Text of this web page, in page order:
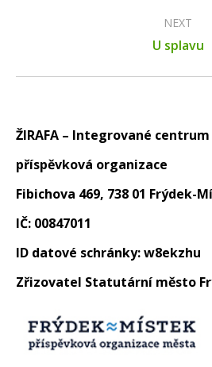
NEXT
Next
U splavu
ŽIRAFA – Integrované
příspěvková organizace
Fibichova 469, 738 01 Frýdek-
IČ: 00847011
ID datové schránky: w8ekzhu
Zřizovatel Statutární město